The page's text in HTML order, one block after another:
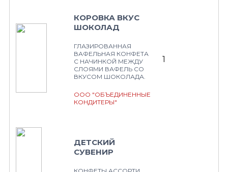
КОРОВКА ВКУС
ШОКОЛАД
ГЛАЗИРОВАННАЯ
ВАФЕЛЬНАЯ КОНФЕТА
С НАЧИНКОЙ МЕЖДУ
СЛОЯМИ ВАФЕЛЬ СО
ВКУСОМ ШОКОЛАДА.
ООО "ОБЪЕДИНЕННЫЕ
КОНДИТЕРЫ"
1
ДЕТСКИЙ
СУВЕНИР